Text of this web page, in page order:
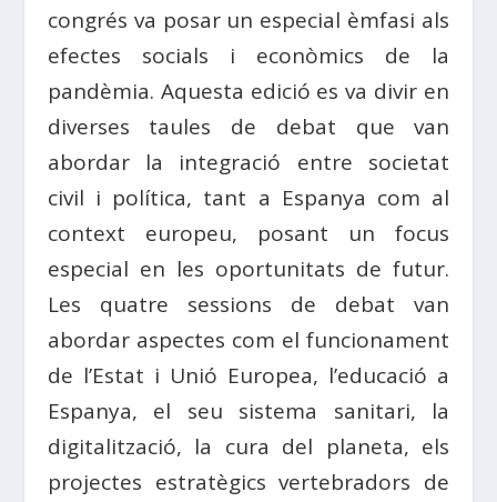
congrés va posar un especial èmfasi als
efectes socials i econòmics de la
pandèmia. Aquesta edició es va divir en
diverses taules de debat que van
abordar la integració entre societat
civil i política, tant a Espanya com al
context europeu, posant un focus
especial en les oportunitats de futur.
Les quatre sessions de debat van
abordar aspectes com el funcionament
de l’Estat i Unió Europea, l’educació a
Espanya, el seu sistema sanitari, la
digitalització, la cura del planeta, els
projectes estratègics vertebradors de